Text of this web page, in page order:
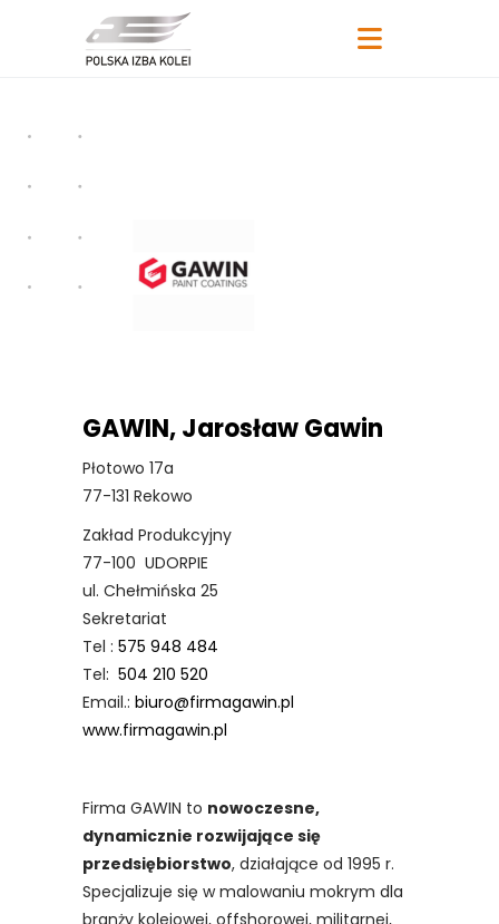
GAWIN, Jarosław Gawin
Płotowo 17a
77-131 Rekowo
Zakład Produkcyjny
77-100 UDORPIE
ul. Chełmińska 25
Sekretariat
Tel : 575 948 484
Tel: 504 210 520
Email.: biuro@firmagawin.pl
www.firmagawin.pl
Firma GAWIN to nowoczesne,
dynamicznie rozwijające się
przedsiębiorstwo, działające od 1995 r.
Specjalizuje się w malowaniu mokrym dla
branży kolejowej, offshorowej, militarnej,